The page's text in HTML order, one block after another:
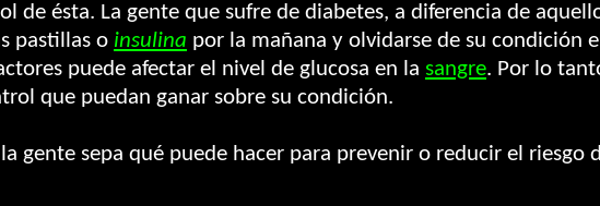
de ésta. La gente que sufre de diabetes, a diferencia de
pastillas o insulina por la mañana y olvidarse de su condición
puede afectar el nivel de glucosa en la sangre. Por lo
que puedan ganar sobre su condición.
gente sepa qué puede hacer para prevenir o reducir el riesgo